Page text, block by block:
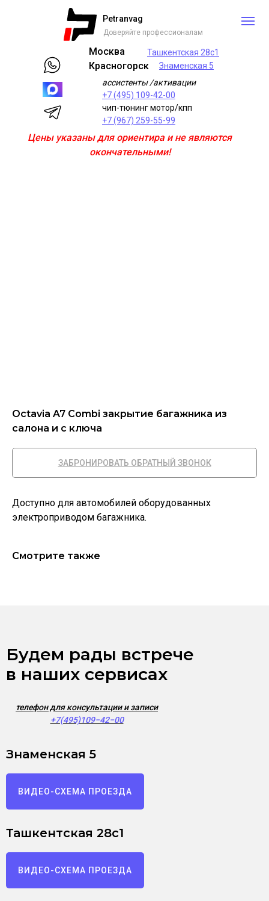
Ташкентская 28с1
Знаменская 5
ассистенты /активации
+7 (495) 109-42-00
чип-тюнинг мотор/кпп
+7 (967) 259-55-99
Москва
Красногорск
Petranvag
Доверяйте профессионалам
Цены указаны для ориентира и не являются
окончательными!
Octavia A7 Combi закрытие багажника из
салона и с ключа
ЗАБРОНИРОВАТЬ ОБРАТНЫЙ ЗВОНОК
Доступно для автомобилей оборудованных
электроприводом багажника.
Смотрите также
Будем рады встрече
в наших сервисах
телефон для консультации и записи
+7(495)109−42−00
Знаменская 5
ВИДЕО-СХЕМА ПРОЕЗДА
Ташкентская 28с1
ВИДЕО-СХЕМА ПРОЕЗДА